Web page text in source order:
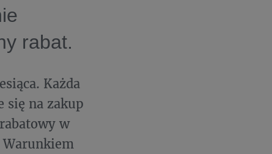
rabat.
Każda
się na zakup
w
Warunkiem